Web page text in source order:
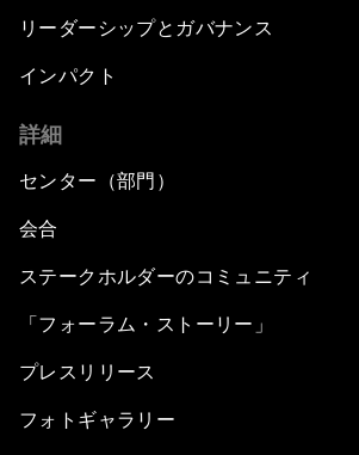
リーダーシップとガバナンス
インパクト
詳細
センター（部門）
会合
ステークホルダーのコミュニティ
「フォーラム・ストーリー」
プレスリリース
フォトギャラリー